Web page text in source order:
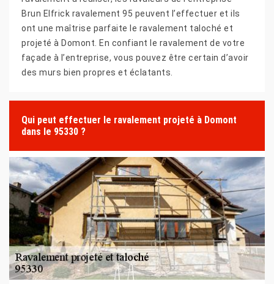
Brun Elfrick ravalement 95 peuvent l’effectuer et ils
ont une maîtrise parfaite le ravalement taloché et
projeté à Domont. En confiant le ravalement de votre
façade à l’entreprise, vous pouvez être certain d’avoir
des murs bien propres et éclatants.
Qui peut effectuer le ravalement projeté à Domont
dans le 95330 ?